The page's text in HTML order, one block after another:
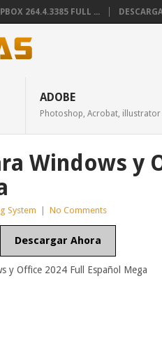
264.4.3385 FULL ...
ADOBE
Photoshop, Acrobat, illustrator
Windows y
System No Comments
Descargar Ahora
y Office 2024 Full Español Mega